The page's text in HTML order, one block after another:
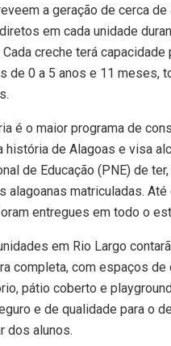
a geração de cerca
em cada unidade
creche terá capacidade
de 0 a 5 anos e 11 meses,
é o maior programa de
história de Alagoas e visa
de Educação (PNE) de
alagoanas matriculadas. Até
entregues em todo o
em Rio Largo
completa, com espaços de
pátio coberto e
e de qualidade para o
dos alunos.